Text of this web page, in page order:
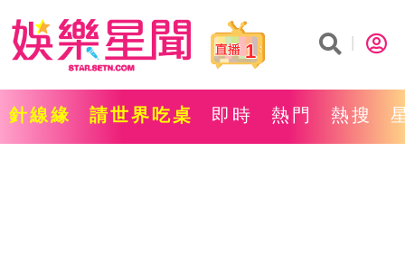
1
針線緣 請世界吃桌 即時 熱門 熱搜